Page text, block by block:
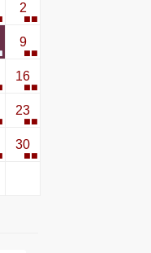
2
9
16
23
30